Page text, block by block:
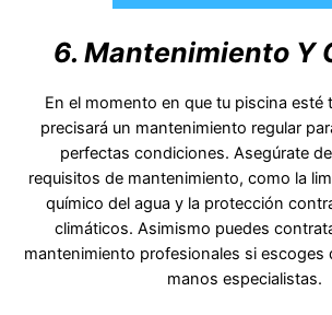
6. Mantenimiento Y
En el momento en que tu piscina esté
precisará un mantenimiento regular
perfectas condiciones. Asegúrate
requisitos de mantenimiento, como la
químico del agua y la protección
climáticos. Asimismo puedes
mantenimiento profesionales si escoges
manos especialistas.